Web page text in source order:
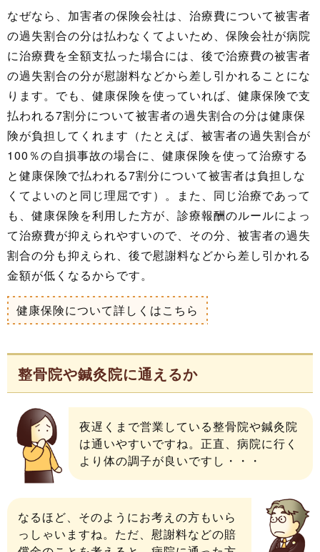
なぜなら、加害者の保険会社は、治療費について被害者
の過失割合の分は払わなくてよいため、保険会社が病院
に治療費を全額支払った場合には、後で治療費の被害者
の過失割合の分が慰謝料などから差し引かれることにな
ります。でも、健康保険を使っていれば、健康保険で支
払われる7割分について被害者の過失割合の分は健康保
険が負担してくれます（たとえば、被害者の過失割合が
100％の自損事故の場合に、健康保険を使って治療する
と健康保険で払われる7割分について被害者は負担しな
くてよいのと同じ理屈です）。また、同じ治療であって
も、健康保険を利用した方が、診療報酬のルールによっ
て治療費が抑えられやすいので、その分、被害者の過失
割合の分も抑えられ、後で慰謝料などから差し引かれる
金額が低くなるからです。
健康保険について詳しくはこちら
整骨院や鍼灸院に通えるか
夜遅くまで営業している整骨院や鍼灸院
は通いやすいですね。正直、病院に行く
より体の調子が良いですし・・・
なるほど、そのようにお考えの方もいら
っしゃいますね。ただ、慰謝料などの賠